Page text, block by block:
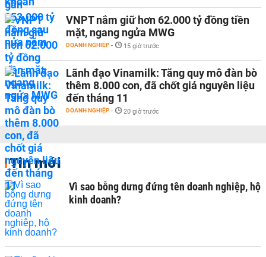
VNPT nắm giữ hơn 62.000 tỷ đồng tiền
mặt, ngang ngửa MWG
DOANH NGHIỆP - 15 giờ trước
Lãnh đạo Vinamilk: Tăng quy mô đàn bò
thêm 8.000 con, đã chốt giá nguyên liệu
đến tháng 11
DOANH NGHIỆP - 20 giờ trước
Tin mới
Vì sao bỗng dưng đứng tên doanh nghiệp, hộ
kinh doanh?